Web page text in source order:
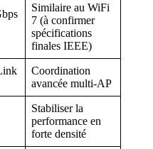
Similaire au WiFi
7 (à confirmer
spécifications
finales IEEE)
Coordination
avancée multi-AP
Stabiliser la
performance en
forte densité